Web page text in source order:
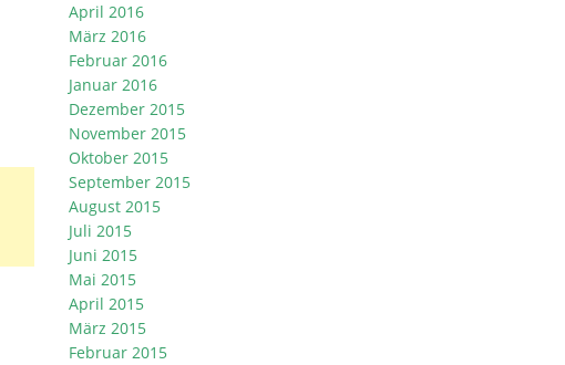
April 2016
März 2016
Februar 2016
Januar 2016
Dezember 2015
November 2015
Oktober 2015
September 2015
August 2015
Juli 2015
Juni 2015
Mai 2015
April 2015
März 2015
Februar 2015